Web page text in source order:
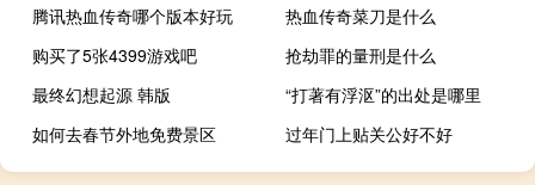
腾讯热血传奇哪个版本好玩
热血传奇菜刀是什么
购买了5张4399游戏吧
抢劫罪的量刑是什么
最终幻想起源 韩版
“打著有浮沤”的出处是哪里
如何去春节外地免费景区
过年门上贴关公好不好